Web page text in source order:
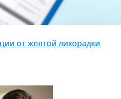
от желтой лихорадки